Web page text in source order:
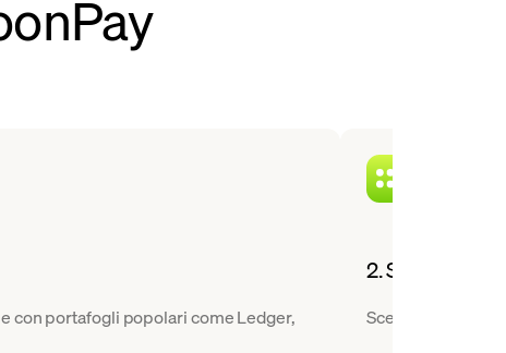
con portafogli popolari come Ledger,
2. Scegli una
Scegli la